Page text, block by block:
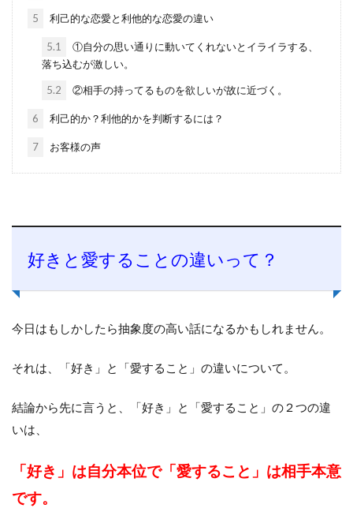
5 利己的な恋愛と利他的な恋愛の違い
5.1
①自分の思い通りに動いてくれないとイライラする、
落ち込むが激しい。
5.2 ②相手の持ってるものを欲しいが故に近づく。
6 利己的か？利他的かを判断するには？
7 お客様の声
好きと愛することの違いって？
今日はもしかしたら抽象度の高い話になるかもしれません。
それは、「好き」と「愛すること」の違いについて。
結論から先に言うと、「好き」と「愛すること」の２つの違
いは、
「好き」は自分本位で「愛すること」は相手本意
です。